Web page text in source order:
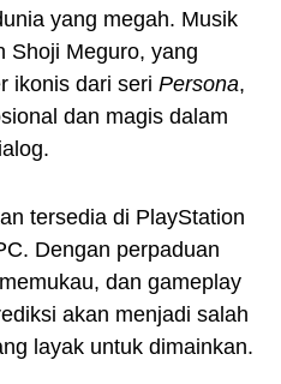
yang megah. Musik
Shoji Meguro, yang
ikonis dari seri Persona,
dan magis dalam
tersedia di PlayStation
Dengan perpaduan
dan gameplay
akan menjadi salah
layak untuk dimainkan.